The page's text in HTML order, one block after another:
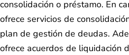
consolidación o préstamo. En
ofrece servicios de
plan de gestión de deudas.
ofrece acuerdos de liquidación